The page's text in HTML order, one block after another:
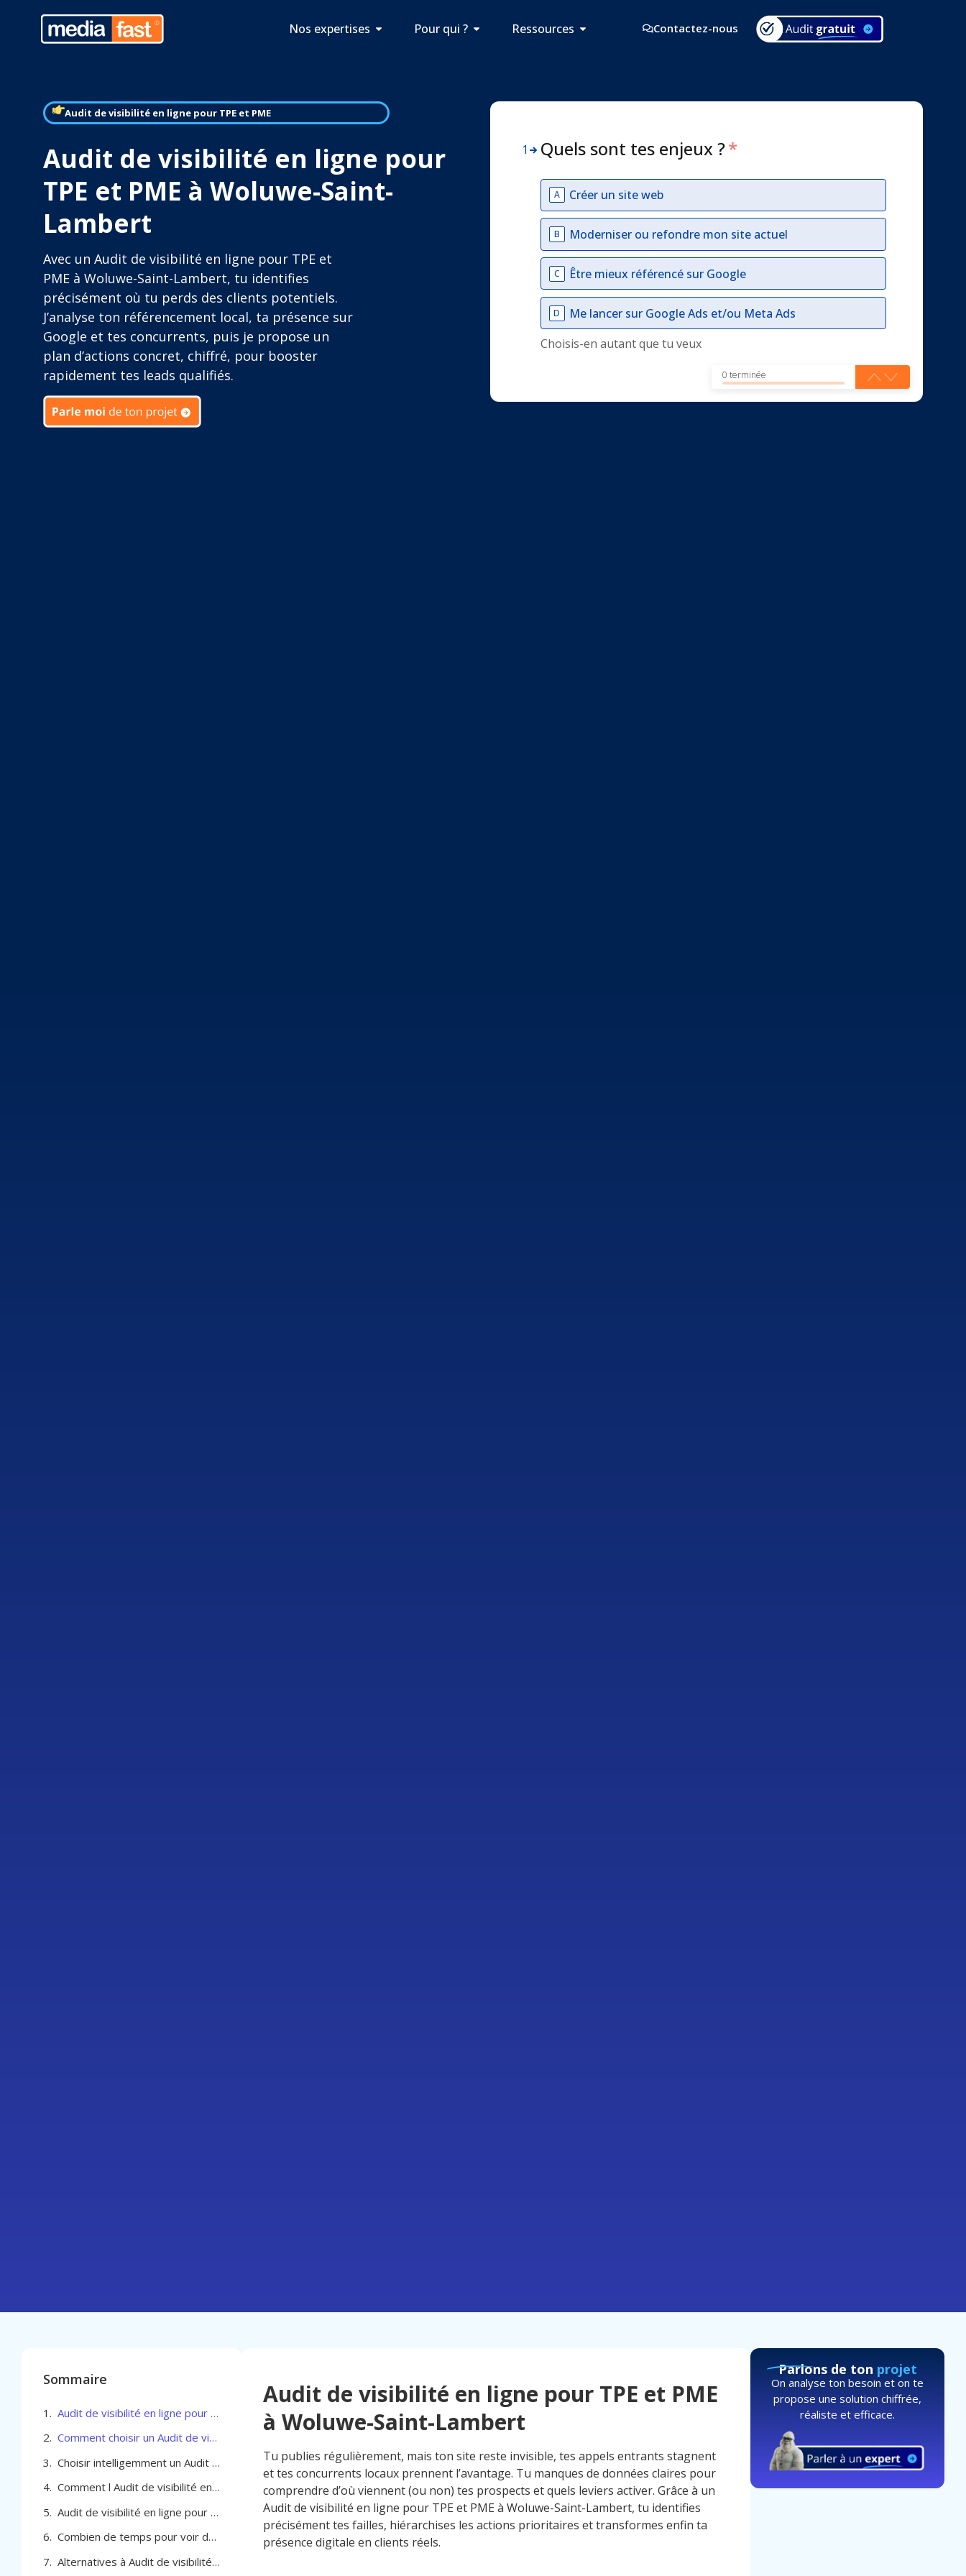
Nos expertises Pour qui ? Ressources Contactez-nous
Audit de visibilité en ligne pour TPE et PME
Audit de visibilité en ligne pour
TPE et PME à Woluwe-Saint-
Lambert
Avec un Audit de visibilité en ligne pour TPE et
PME à Woluwe-Saint-Lambert, tu identifies
précisément où tu perds des clients potentiels.
J’analyse ton référencement local, ta présence sur
Google et tes concurrents, puis je propose un
plan d’actions concret, chiffré, pour booster
rapidement tes leads qualifiés.
1 Quels sont tes enjeux ?*
A Créer un site web
B Moderniser ou refondre mon site actuel
C Être mieux référencé sur Google
D
Me lancer sur Google Ads et/ou Meta Ads
Choisis-en autant que tu veux
0 terminée
Sommaire
Audit de visibilité en ligne pour TPE et PME à Woluwe-Saint-Lambert
Comment choisir un Audit de visibilité en ligne pour TPE et PME à Woluwe-Saint-Lambert
Choisir intelligemment un Audit de visibilité en ligne pour TPE et PME à Woluwe-Saint-Lambert
Comment l Audit de visibilité en ligne pour TPE et PME à Woluwe-Saint-Lambert booste concrètement vos résultats
Audit de visibilité en ligne pour TPE et PME à Woluwe-Saint-Lambert
Combien de temps pour voir des résultats avec un audit de visibilité en ligne
Alternatives à Audit de visibilité en ligne pour TPE et PME à Woluwe-Saint-Lambert
Audit de visibilité en ligne pour TPE et PME
à Woluwe-Saint-Lambert
Tu publies régulièrement, mais ton site reste invisible, tes appels entrants stagnent
et tes concurrents locaux prennent l’avantage. Tu manques de données claires pour
comprendre d’où viennent (ou non) tes prospects et quels leviers activer. Grâce à un
Audit de visibilité en ligne pour TPE et PME à Woluwe-Saint-Lambert, tu identifies
précisément tes failles, hiérarchises les actions prioritaires et transformes enfin ta
présence digitale en clients réels.
Parlons de ton projet
On analyse ton besoin et on te
propose une solution chiffrée,
réaliste et efficace.